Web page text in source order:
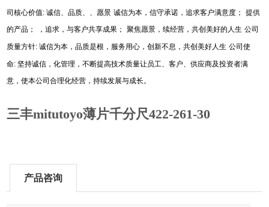
司核心价值:诚信、品质、、愿景 诚信为本，信守承诺，追求客户满意度；
提供
的产品；
，追求，与客户共享成果； 聚焦愿景，续经营，共创美好的人生 公司
质量方针:诚信为本，品质是根，服务用心，创新不息，共创美好人生 公司使
命: 坚持诚信，化管理，不断提高技术质量让员工、客户、供应商及投资者满
意，使本公司合理化经营，持续发展与成长。
三丰mitutoyo薄片千分尺422-261-30
产品咨询